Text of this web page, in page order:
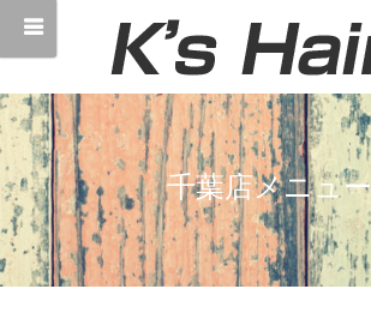
千葉店メニュー